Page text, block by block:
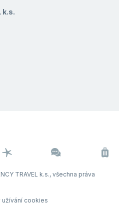
k.s.
TRAVEL k.s., všechna práva
užívání cookies